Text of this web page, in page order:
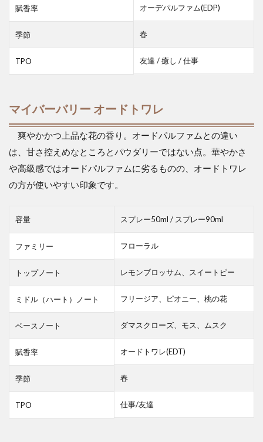
賦香率 オーデパルファム(EDP)
季節 春
TPO 友達 / 癒し / 仕事
マイバーバリー オードトワレ
爽やかかつ上品な花の香り。オードパルファムとの違い
は、甘さ控えめなところとパウダリーではない点。華やかさ
や高級感ではオードパルファムに劣るものの、オードトワレ
の方が使いやすい印象です。
容量 スプレー50ml / スプレー90ml
ファミリー フローラル
トップノート レモンブロッサム、スイートピー
ミドル（ハート）ノート フリージア、ピオニー、桃の花
ベースノート ダマスクローズ、モス、ムスク
賦香率 オードトワレ(EDT)
季節 春
TPO 仕事/友達